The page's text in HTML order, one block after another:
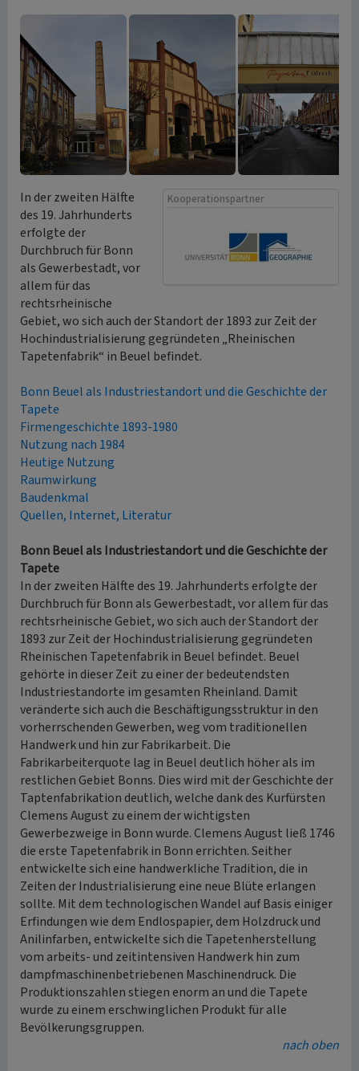
Kooperationspartner
In der zweiten Hälfte
des 19. Jahrhunderts
erfolgte der
Durchbruch für Bonn
als Gewerbestadt, vor
allem für das
rechtsrheinische
Gebiet, wo sich auch der Standort der 1893 zur Zeit der
Hochindustrialisierung gegründeten „Rheinischen
Tapetenfabrik“ in Beuel befindet.
Bonn Beuel als Industriestandort und die Geschichte der
Tapete
Firmengeschichte 1893-1980
Nutzung nach 1984
Heutige Nutzung
Raumwirkung
Baudenkmal
Quellen, Internet, Literatur
Bonn Beuel als Industriestandort und die Geschichte der
Tapete
In der zweiten Hälfte des 19. Jahrhunderts erfolgte der
Durchbruch für Bonn als Gewerbestadt, vor allem für das
rechtsrheinische Gebiet, wo sich auch der Standort der
1893 zur Zeit der Hochindustrialisierung gegründeten
Rheinischen Tapetenfabrik in Beuel befindet. Beuel
gehörte in dieser Zeit zu einer der bedeutendsten
Industriestandorte im gesamten Rheinland. Damit
veränderte sich auch die Beschäftigungsstruktur in den
vorherrschenden Gewerben, weg vom traditionellen
Handwerk und hin zur Fabrikarbeit. Die
Fabrikarbeiterquote lag in Beuel deutlich höher als im
restlichen Gebiet Bonns. Dies wird mit der Geschichte der
Taptenfabrikation deutlich, welche dank des Kurfürsten
Clemens August zu einem der wichtigsten
Gewerbezweige in Bonn wurde. Clemens August ließ 1746
die erste Tapetenfabrik in Bonn errichten. Seither
entwickelte sich eine handwerkliche Tradition, die in
Zeiten der Industrialisierung eine neue Blüte erlangen
sollte. Mit dem technologischen Wandel auf Basis einiger
Erfindungen wie dem Endlospapier, dem Holzdruck und
Anilinfarben, entwickelte sich die Tapetenherstellung
vom arbeits- und zeitintensiven Handwerk hin zum
dampfmaschinenbetriebenen Maschinendruck. Die
Produktionszahlen stiegen enorm an und die Tapete
wurde zu einem erschwinglichen Produkt für alle
Bevölkerungsgruppen.
nach oben